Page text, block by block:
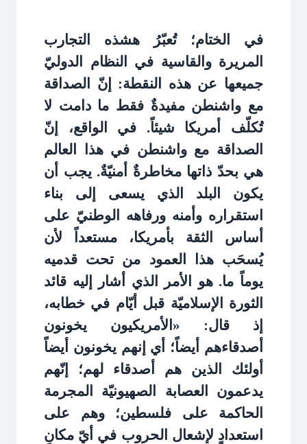
في الختام؛ تُعبّرُ هشذه التجارب
المريرة والقاسية في النظام الدوليّ
جميعها عن هذه النقطة: إنّ الصداقة
مع واشنطن مفيدةٌ فقط ما دامت لا
تُكلّف أمريكا شيئاً. في الواقع، إنّ
الصداقة مع واشنطن في هذا العالم
هي بحدّ ذاتها مخاطرةٌ أمنيّةٌ. يجب أن
يكون البلد الذي يسعى إلى بناء
استقراره وأمنه ورفاهه الوطنيّ على
أساس الثقة بأمريكا، مستعداً لأن
يُسحَب هذا العمود من تحت قدميه
يوماً ما. هو الأمر الذي أشار إليه قائد
الثورة الإسلاميّة قبل أيّام في خطابه،
إذ قال: «الأمريكيون يخونون
أصدقاءهم أيضاً؛ أي إنهم يخونون أيضاً
أولئك الذين هم أصدقاء لهم؛ إنّهم
يدعمون العصابة الصهيونيّة المجرمة
الحاكمة على فلسطين؛ وهم على
استعدادٍ لإشعال الحروب في أيّ مكانٍ